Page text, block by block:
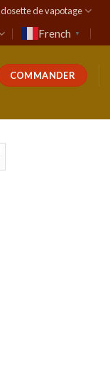
dosette de vapotage
French ▼
COMMANDER